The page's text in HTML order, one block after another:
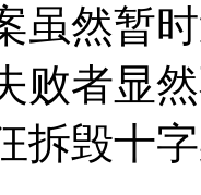
虽然暂
败者显
拆毁十